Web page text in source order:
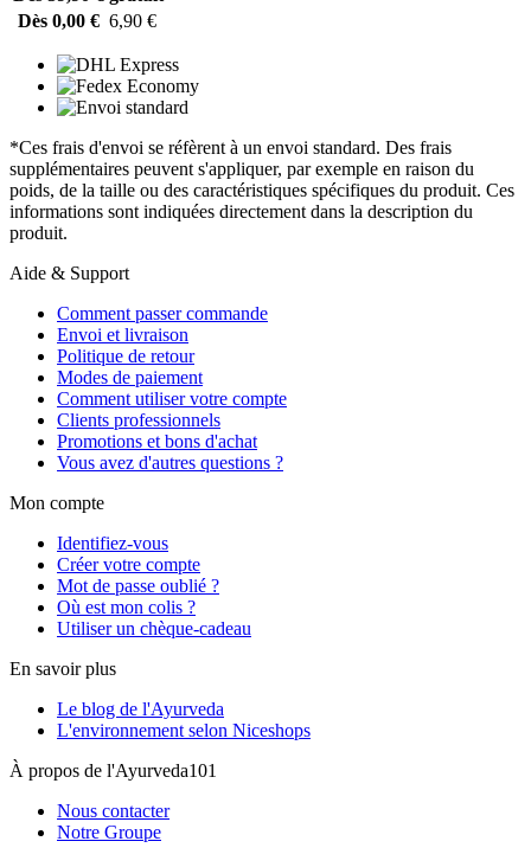
Dès 0,00 € 6,90 €
*Ces frais d'envoi se réfèrent à un envoi standard. Des frais
supplémentaires peuvent s'appliquer, par exemple en raison du
poids, de la taille ou des caractéristiques spécifiques du produit. Ces
informations sont indiquées directement dans la description du
produit.
Aide & Support
Comment passer commande
Envoi et livraison
Politique de retour
Modes de paiement
Comment utiliser votre compte
Clients professionnels
Promotions et bons d'achat
Vous avez d'autres questions ?
Mon compte
Identifiez-vous
Créer votre compte
Mot de passe oublié ?
Où est mon colis ?
Utiliser un chèque-cadeau
En savoir plus
Le blog de l'Ayurveda
L'environnement selon Niceshops
À propos de l'Ayurveda101
Nous contacter
Notre Groupe